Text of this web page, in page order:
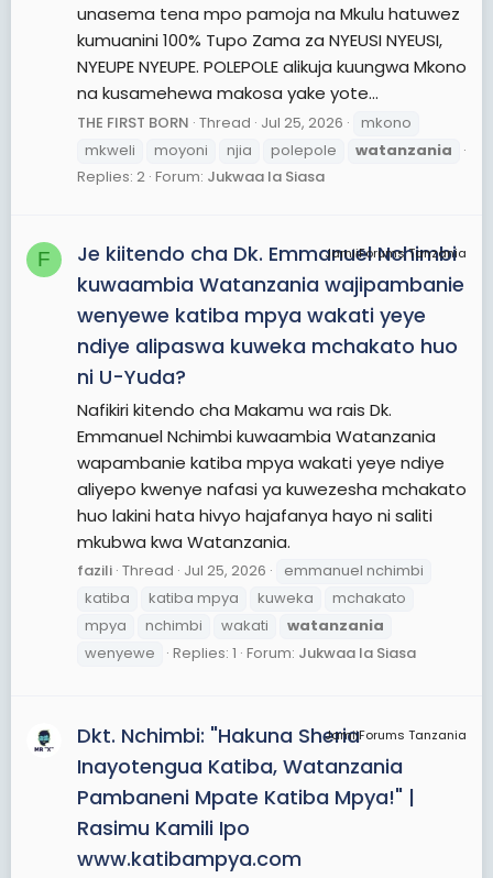
unasema tena mpo pamoja na Mkulu hatuwez
kumuanini 100% Tupo Zama za NYEUSI NYEUSI,
NYEUPE NYEUPE. POLEPOLE alikuja kuungwa Mkono
na kusamehewa makosa yake yote...
THE FIRST BORN Thread Jul 25, 2026
mkono
mkweli
moyoni njia polepole
watanzania
Replies: 2 Forum: Jukwaa la Siasa
F JamiiForums Tanzania
Je kiitendo cha Dk. Emmanuel Nchimbi
kuwaambia Watanzania wajipambanie
wenyewe katiba mpya wakati yeye
ndiye alipaswa kuweka mchakato huo
ni U-Yuda?
Nafikiri kitendo cha Makamu wa rais Dk.
Emmanuel Nchimbi kuwaambia Watanzania
wapambanie katiba mpya wakati yeye ndiye
aliyepo kwenye nafasi ya kuwezesha mchakato
huo lakini hata hivyo hajafanya hayo ni saliti
mkubwa kwa Watanzania.
fazili Thread Jul 25, 2026
emmanuel nchimbi
katiba
katiba mpya kuweka
mchakato
mpya
nchimbi wakati
watanzania
wenyewe
Replies: 1 Forum: Jukwaa la Siasa
JamiiForums Tanzania
Dkt. Nchimbi: "Hakuna Sheria
Inayotengua Katiba, Watanzania
Pambaneni Mpate Katiba Mpya!" |
Rasimu Kamili Ipo
www.katibampya.com